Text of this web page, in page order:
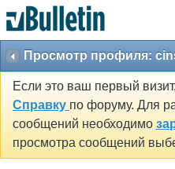
Просмотр профиля:
Если это ваш первый
Справку по форуму. Для
сообщений необходимо
просмотра сообщений